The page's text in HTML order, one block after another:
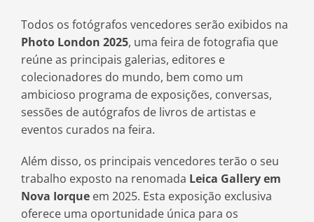
Todos os fotógrafos vencedores serão exibidos na
Photo London 2025, uma feira de fotografia que
reúne as principais galerias, editores e
colecionadores do mundo, bem como um
ambicioso programa de exposições, conversas,
sessões de autógrafos de livros de artistas e
eventos curados na feira.
Além disso, os principais vencedores terão o seu
trabalho exposto na renomada Leica Gallery em
Nova Iorque em 2025. Esta exposição exclusiva
oferece uma oportunidade única para os